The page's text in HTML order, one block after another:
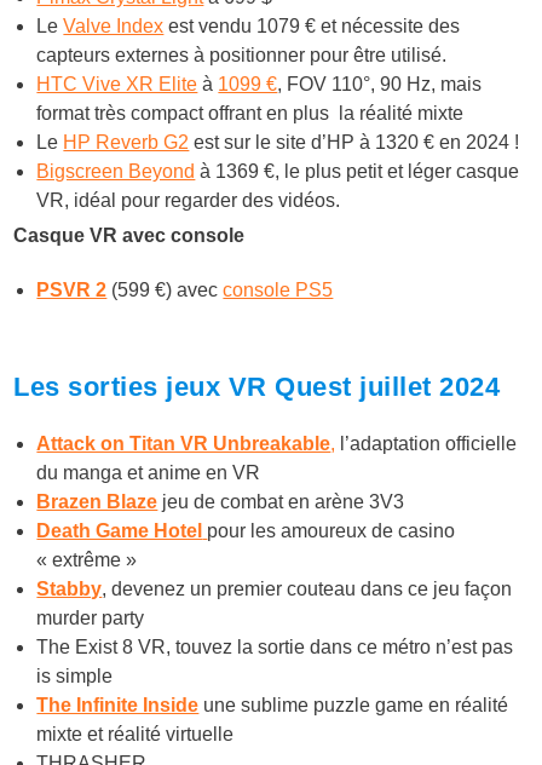
LeValve Index est vendu 1079 € et nécessite des
capteurs externes à positionner pour être utilisé.
HTC Vive XR Elite à 1099 €, FOV 110°, 90 Hz, mais
format très compact offrant en plus la réalité mixte
Le HP Reverb G2 est sur le site d’HP à 1320 € en 2024 !
Bigscreen Beyond à 1369 €, le plus petit et léger casque
VR, idéal pour regarder des vidéos.
Casque VR avec console
PSVR 2 (599 €) avecconsole PS5
Les sorties jeux VR Quest juillet 2024
Attack on Titan VR Unbreakable, l’adaptation officielle
du manga et anime en VR
Brazen Blaze jeu de combat en arène 3V3
Death Game Hotel pour les amoureux de casino
« extrême »
Stabby, devenez un premier couteau dans ce jeu façon
murder party
The Exist 8 VR, touvez la sortie dans ce métro n’est pas
is simple
The Infinite Inside une sublime puzzle game en réalité
mixte et réalité virtuelle